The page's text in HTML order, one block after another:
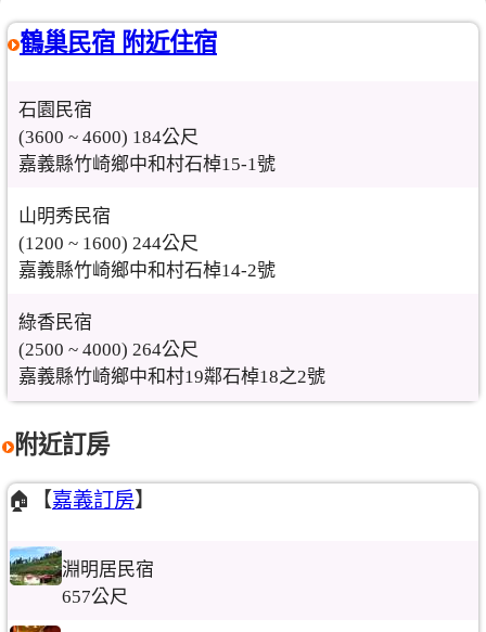
鶴巢民宿 附近住宿
石園民宿
(3600 ~ 4600) 184公尺
嘉義縣竹崎鄉中和村石棹15-1號
山明秀民宿
(1200 ~ 1600) 244公尺
嘉義縣竹崎鄉中和村石棹14-2號
綠香民宿
(2500 ~ 4000) 264公尺
嘉義縣竹崎鄉中和村19鄰石棹18之2號
附近訂房
🏠【嘉義訂房】
淵明居民宿
657公尺